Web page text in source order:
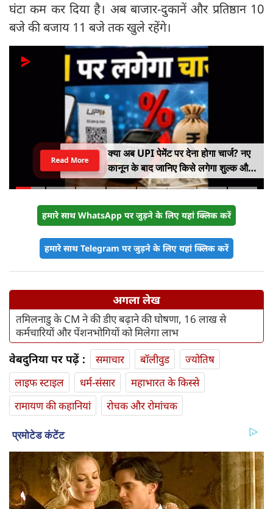
घंटा कम कर दिया है। अब बाजार-दुकानें और प्रतिष्ठान 10
बजे की बजाय 11 बजे तक खुले रहेंगे।
क्या अब UPI पेमेंट पर देना होगा चार्ज? नए
कानून के बाद जानिए किसे लगेगा शुल्क और
किसे नहीं
Read More
हमारे साथ WhatsApp पर जुड़ने के लिए यहां क्लिक करें
हमारे साथ Telegram पर जुड़ने के लिए यहां क्लिक करें
अगला लेख
तमिलनाडु के CM ने की डीए बढ़ाने की घोषणा, 16 लाख से
कर्मचारियों और पेंशनभोगियों को मिलेगा लाभ
वेबदुनिया पर पढ़ें : समाचार बॉलीवुड
ज्योतिष
लाइफ स्‍टाइल
धर्म-संसार
महाभारत के किस्से
रामायण की कहानियां
रोचक और रोमांचक